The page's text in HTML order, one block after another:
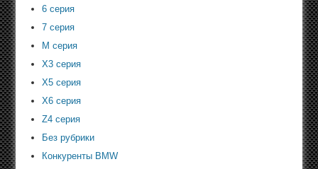
6 серия
7 серия
M серия
X3 серия
X5 серия
X6 серия
Z4 серия
Без рубрики
Конкуренты BMW